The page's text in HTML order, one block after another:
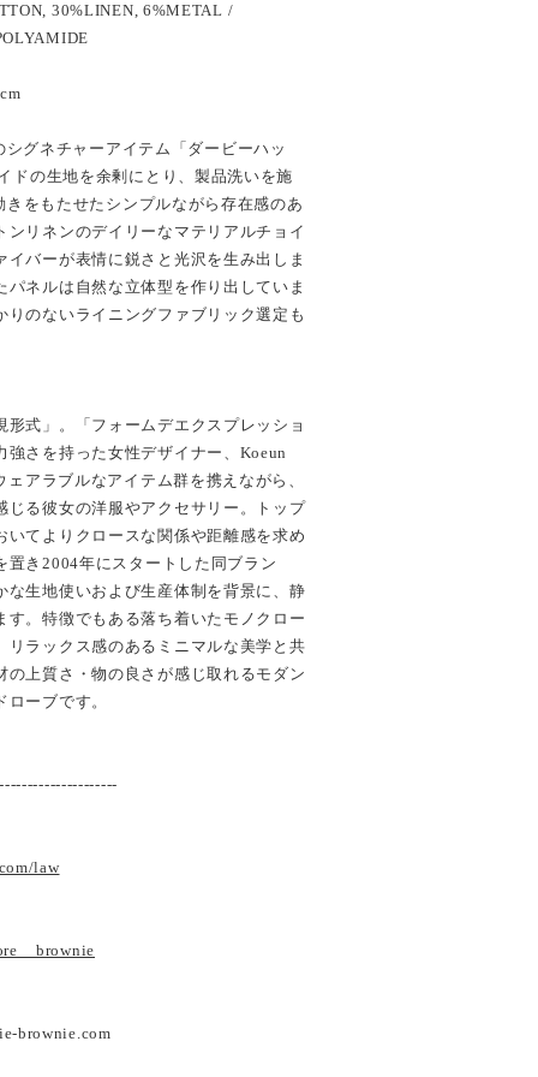
30%LINEN, 6%METAL /
シグネチャーアイテム「ダービーハッ
ドの生地を余剰にとり、製品洗いを施
をもたせたシンプルながら存在感のあ
ンリネンのデイリーなマテリアルチョイ
イバーが表情に鋭さと光沢を生み出しま
ネルは自然な立体型を作り出していま
のないライニングファブリック選定も
式」。「フォームデエクスプレッショ
強さを持った女性デザイナー、Koeun
アラブルなアイテム群を携えながら、
じる彼女の洋服やアクセサリー。トップ
いてよりクロースな関係や距離感を求め
置き2004年にスタートした同ブラン
な生地使いおよび生産体制を背景に、静
す。特徴でもある落ち着いたモノクロー
リラックス感のあるミニマルな美学と共
の上質さ・物の良さが感じ取れるモダン
ーブです。
law
brownie.com